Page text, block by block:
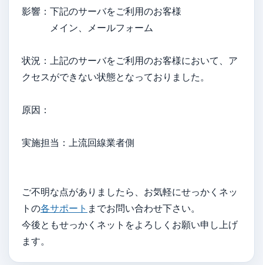
影響：下記のサーバをご利用のお客様
メイン、メールフォーム
状況：上記のサーバをご利用のお客様において、ア
クセスができない状態となっておりました。
原因：
実施担当：上流回線業者側
ご不明な点がありましたら、お気軽にせっかくネッ
トの各サポート までお問い合わせ下さい。
今後ともせっかくネットをよろしくお願い申し上げ
ます。